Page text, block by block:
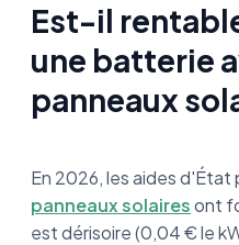
Est-il
une batterie
panneaux
En 2026, les aides d'État
panneaux solairesont
est dérisoire (0,04 € le